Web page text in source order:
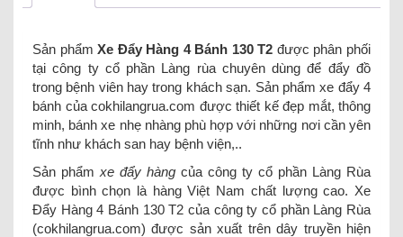
Sản phẩmXe Đẩy Hàng 4 Bánh 130 T2 được phân phối
tại công ty cổ phần Làng rùa chuyên dùng để đẩy đồ
trong bệnh viên hay trong khách sạn. Sản phẩm xe đẩy 4
bánh của cokhilangrua.com được thiết kế đẹp mắt, thông
minh, bánh xe nhẹ nhàng phù hợp với những nơi cần yên
tĩnh như khách san hay bệnh viện,..
Sản phẩm xe đẩy hàng của công ty cổ phần Làng Rùa
được bình chọn là hàng Việt Nam chất lượng cao. Xe
Đẩy Hàng 4 Bánh 130 T2 của công ty cổ phần Làng Rùa
(cokhilangrua.com) được sản xuất trên dây truyền hiện